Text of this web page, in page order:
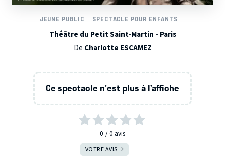
JEUNE PUBLIC SPECTACLE POUR ENFANTS
Théâtre du Petit Saint-Martin - Paris
De Charlotte ESCAMEZ
Ce spectacle n'est plus à l’affiche
0 0 avis
VOTRE AVIS